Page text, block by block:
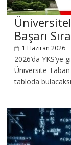
Başarı
1 Haziran 2026
2026’da
Üniversite Taban
tabloda